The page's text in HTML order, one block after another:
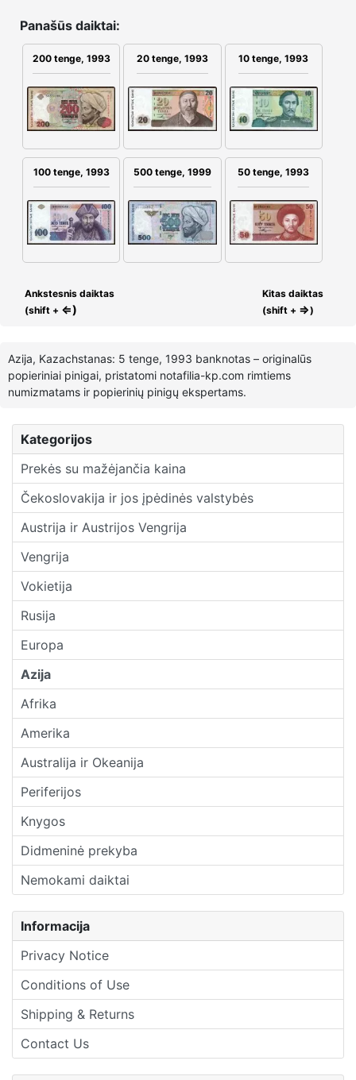
Kategorijos
Prekės su mažėjančia kaina
Čekoslovakija ir jos įpėdinės valstybės
Austrija ir Austrijos Vengrija
Vengrija
Vokietija
Rusija
Europa
Azija
Afrika
Amerika
Australija ir Okeanija
Periferijos
Knygos
Didmeninė prekyba
Nemokami daiktai
Informacija
Privacy Notice
Conditions of Use
Shipping & Returns
Contact Us
Panašūs daiktai:
200 tenge, 1993 20 tenge, 1993 10 tenge, 1993
100 tenge, 1993 500 tenge, 1999 50 tenge, 1993
Ankstesnis daiktas
(shift + ⇐)
Kitas daiktas
(shift + ⇒)
Azija, Kazachstanas: 5 tenge, 1993 banknotas – originalūs
popieriniai pinigai, pristatomi notafilia-kp.com rimtiems
numizmatams ir popierinių pinigų ekspertams.